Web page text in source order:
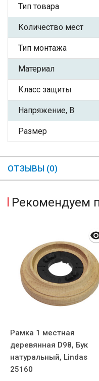
Тип товара
Количество мест
Тип монтажа
Материал
Класс защиты
Напряжение, В
Размер
ОТЗЫВЫ (0)
Рекомендуем
Рамка 1 местная
деревянная D98, Бук
натуральный, Lindas
25160